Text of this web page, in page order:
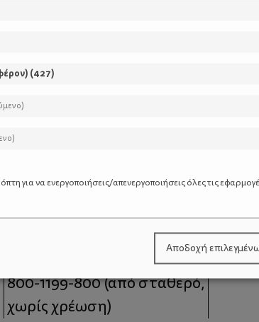
Τηλέφωνο Επικοινωνίας:
800-1199-800(από σταθερό,
χωρίς χρέωση)
(427)
για να ενεργοποιήσεις/απενεργοποιήσεις όλες τις
Αποδοχή